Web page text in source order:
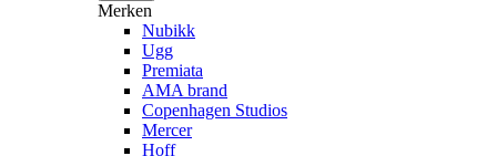
Merken
Nubikk
Ugg
Premiata
AMA brand
Copenhagen Studios
Mercer
Hoff